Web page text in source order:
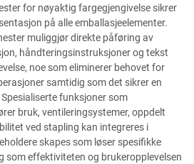
for nøyaktig fargegjengivelse sikrer
på alle emballasjeelementer.
muliggjør direkte påføring av
håndteringsinstruksjoner og tekst
noe som eliminerer behovet for
samtidig som det sikrer en
funksjoner som
bruk, ventileringsystemer, oppdelt
ved stapling kan integreres i
skapes som løser spesifikke
effektiviteten og brukeropplevelsen